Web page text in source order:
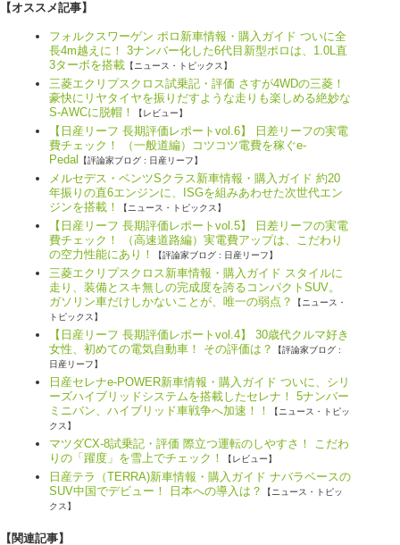
【オススメ記事】
フォルクスワーゲン ポロ新車情報・購入ガイド ついに全
長4m越えに！ 3ナンバー化した6代目新型ポロは、1.0L直
3ターボを搭載 【ニュース・トピックス】
三菱エクリプスクロス試乗記・評価 さすが4WDの三菱！
豪快にリヤタイヤを振りだすような走りも楽しめる絶妙な
S-AWCに脱帽！
【レビュー】
【日産リーフ 長期評価レポートvol.6】 日差リーフの実電
費チェック！ （一般道編）コツコツ電費を稼ぐe-
Pedal
【評論家ブログ : 日産リーフ】
メルセデス・ベンツSクラス新車情報・購入ガイド 約20
年振りの直6エンジンに、ISGを組みあわせた次世代エン
ジンを搭載！
【ニュース・トピックス】
【日産リーフ 長期評価レポートvol.5】 日差リーフの実電
費チェック！ （高速道路編）実電費アップは、こだわり
の空力性能にあり！
【評論家ブログ : 日産リーフ】
三菱エクリプスクロス新車情報・購入ガイド スタイルに
走り、装備とスキ無しの完成度を誇るコンパクトSUV。
ガソリン車だけしかないことが、唯一の弱点？
【ニュース・
トピックス】
【日産リーフ 長期評価レポートvol.4】 30歳代クルマ好き
女性、初めての電気自動車！ その評価は？
【評論家ブログ :
日産リーフ】
日産セレナe-POWER新車情報・購入ガイド ついに、シリ
ーズハイブリッドシステムを搭載したセレナ！ 5ナンバー
ミニバン、ハイブリッド車戦争へ加速！！
【ニュース・トピッ
クス】
マツダCX-8試乗記・評価 際立つ運転のしやすさ！ こだわ
りの「躍度」を雪上でチェック！
【レビュー】
日産テラ（TERRA)新車情報・購入ガイド ナバラベースの
SUV中国でデビュー！ 日本への導入は？
【ニュース・トピッ
クス】
【関連記事】